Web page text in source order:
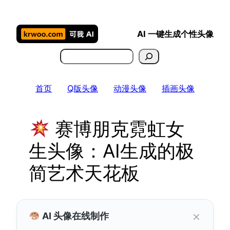
AI 一键生成个性头像
搜
索
首页 Q版头像 动漫头像 插画头像
赛博朋克霓虹女
生头像：AI生成的极
简艺术天花板
AI 头像在线制作 ×